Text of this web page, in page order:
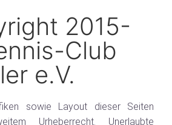
2015-
Club
e.V.
sowie Layout dieser Seiten
Urheberrecht. Unerlaubte